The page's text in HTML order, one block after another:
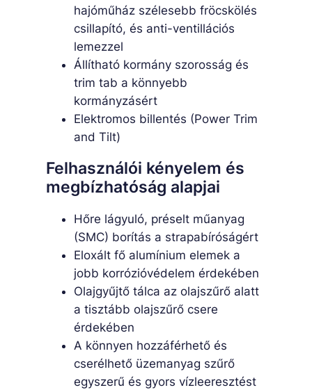
hajóműház szélesebb fröcskölés
csillapító, és anti-ventillációs
lemezzel
Állítható kormány szorosság és
trim tab a könnyebb
kormányzásért
Elektromos billentés (Power Trim
and Tilt)
Felhasználói kényelem és
megbízhatóság alapjai
Hőre lágyuló, préselt műanyag
(SMC) borítás a strapabíróságért
Eloxált fő alumínium elemek a
jobb korrózióvédelem érdekében
Olajgyűjtő tálca az olajszűrő alatt
a tisztább olajszűrő csere
érdekében
A könnyen hozzáférhető és
cserélhető üzemanyag szűrő
egyszerű és gyors vízleeresztést